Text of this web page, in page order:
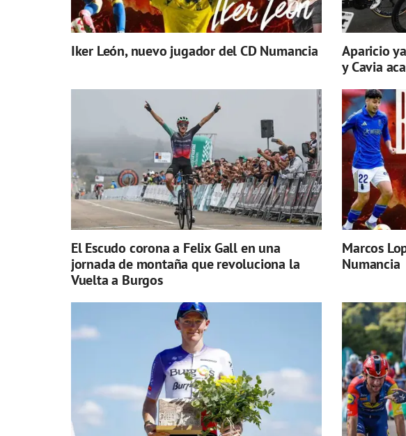
Iker León, nuevo jugador del CD Numancia
Aparicio
y Cavia
El Escudo corona a Felix Gall en una
jornada de montaña que revoluciona la
Vuelta a Burgos
Marcos
Numancia